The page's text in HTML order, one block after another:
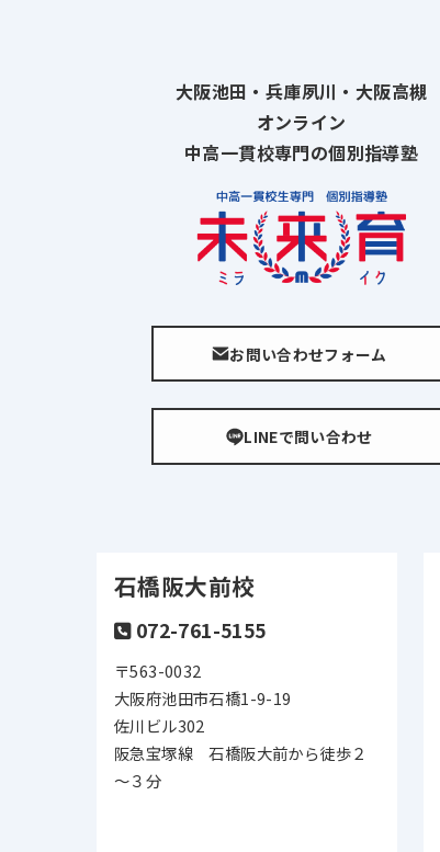
大阪池田・兵庫夙川・大阪高槻
オンライン
中高一貫校専門の個別指導塾
お問い合わせフォーム
LINEで問い合わせ
石橋阪大前校
072-761-5155
〒563-0032
大阪府池田市石橋1-9-19
佐川ビル302
阪急宝塚線 石橋阪大前から徒歩２
～３分